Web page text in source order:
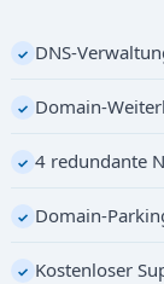
✓ DNS-
✓ Domain-
✓ 4 redundante
✓ Domain-
✓ Kostenloser